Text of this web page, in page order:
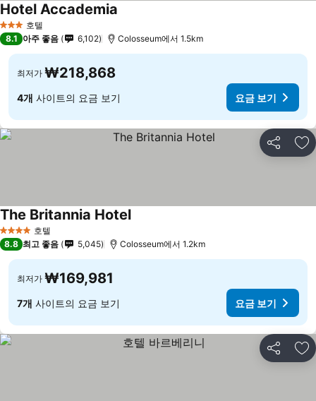
3 성급 호텔
Hotel Accademia
8.1 아주 좋음 6,102 Colosseum에서 1.5km
최저가 ₩218,868
4개 사이트의 요금 보기 요금 보기
공유 즐
4 성급 호텔
The Britannia Hotel
8.8 최고 좋음 5,045 Colosseum에서 1.2km
최저가 ₩169,981
7개 사이트의 요금 보기 요금 보기
공유 즐